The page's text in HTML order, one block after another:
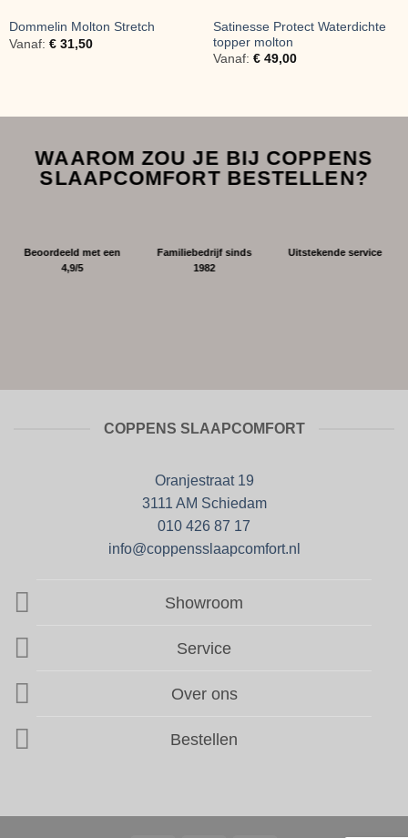
Dommelin Molton Stretch
Vanaf: €31,50
Satinesse Protect Waterdichte
topper molton
Vanaf: €49,00
WAAROM ZOU JE BIJ COPPENS
SLAAPCOMFORT BESTELLEN?
Beoordeeld met een
4,9/5
Familiebedrijf sinds
1982
Uitstekende service
COPPENS SLAAPCOMFORT
Oranjestraat 19
3111 AM Schiedam
010 426 87 17
info@coppensslaapcomfort.nl
Showroom
Service
Over ons
Bestellen